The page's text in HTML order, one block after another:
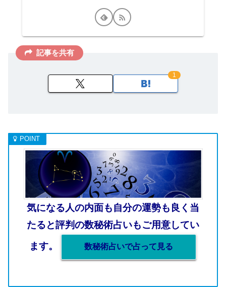
記事を共有
1
気になる人の内面も自分の運勢も良く当
たると評判の数秘術占いもご用意してい
ます。
数秘術占いで占って見る